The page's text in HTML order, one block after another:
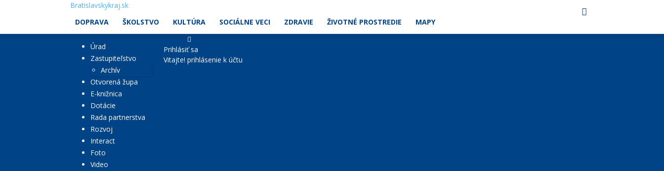
Bratislavskykraj.sk
DOPRAVA
ŠKOLSTVO KULTÚRA SOCIÁLNE VECI ZDRAVIE ŽIVOTNÉ PROSTREDIE MAPY
Úrad
Zastupiteľstvo
Archív
Otvorená župa
E-knižnica
Dotácie
Rada partnerstva
Rozvoj
Interact
Foto
Video
Prihlásiť sa
Vitajte! prihlásenie k účtu